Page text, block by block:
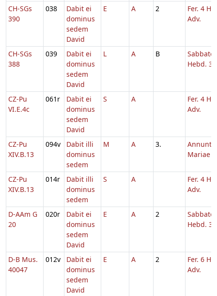
CH-SGs
390
038
Dabit ei
dominus
sedem
David
E A 2
Fer. 4
Adv.
CH-SGs
388
039
Dabit ei
dominus
sedem
David
L A B
Sabbato
Hebd. 3
CZ-Pu
VI.E.4c
061r
Dabit ei
dominus
sedem
David
S A
Fer. 4
Adv.
CZ-Pu
XIV.B.13
094v
Dabit illi
dominus
sedem
M A 3.
Mariae
CZ-Pu
XIV.B.13
014r
Dabit illi
dominus
sedem
S A
Fer. 4
Adv.
D-AAm G
20
020r
Dabit ei
dominus
sedem
David
E A 2
Sabbato
Hebd. 3
D-B Mus.
40047
012v
Dabit ei
dominus
sedem
David
E A 2
Fer. 6
Adv.